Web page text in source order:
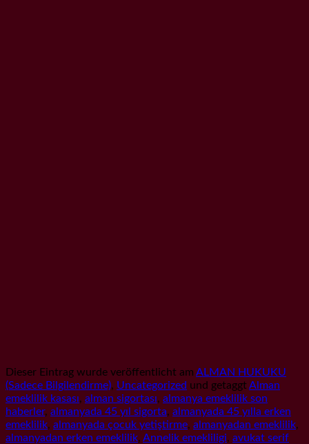
Dieser Eintrag wurde veröffentlicht am ALMAN HUKUKU
(Sadece Bilgilendirme), Uncategorized und getaggtAlman
emeklilik kasası, alman sigortası, almanya emeklilik son
haberler, almanyada 45 yıl sigorta, almanyada 45 yılla erken
emeklilik, almanyada çocuk yetiştirme, almanyadan emeklilik,
almanyadan erken emeklilik, Annelik emekliligi, avukat serif